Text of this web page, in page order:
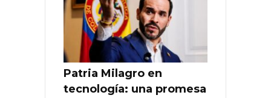
Patria Milagro en
tecnología: una promesa